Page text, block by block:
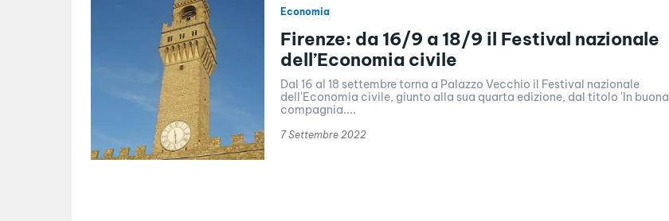
Economia
Firenze: da 16/9 a 18/9 il Festival nazionale
dell’Economia civile
Dal 16 al 18 settembre torna a Palazzo Vecchio il Festival nazionale
dell'Economia civile, giunto alla sua quarta edizione, dal titolo 'In buona
compagnia....
7 Settembre 2022